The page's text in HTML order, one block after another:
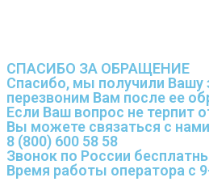
СПАСИБО ЗА ОБРАЩЕНИЕ
Спасибо, мы получили Вашу
перезвоним Вам после ее
Если Ваш вопрос не терпит
Вы можете связаться с
8 (800) 600 58 58
Звонок по России
Время работы оператора с